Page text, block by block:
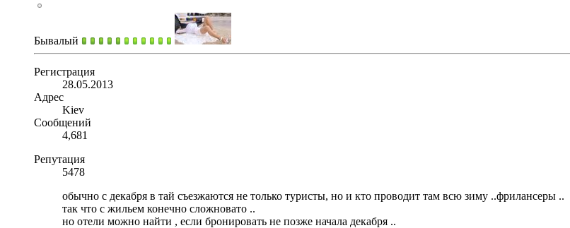
Бывалый
Регистрация
28.05.2013
Адрес
Kiev
Сообщений
4,681
Репутация
5478
обычно с декабря в тай съезжаются не только туристы, но и кто проводит там всю зиму ..фрилансеры ..
так что с жильем конечно сложновато ..
но отели можно найти , если бронировать не позже начала декабря ..